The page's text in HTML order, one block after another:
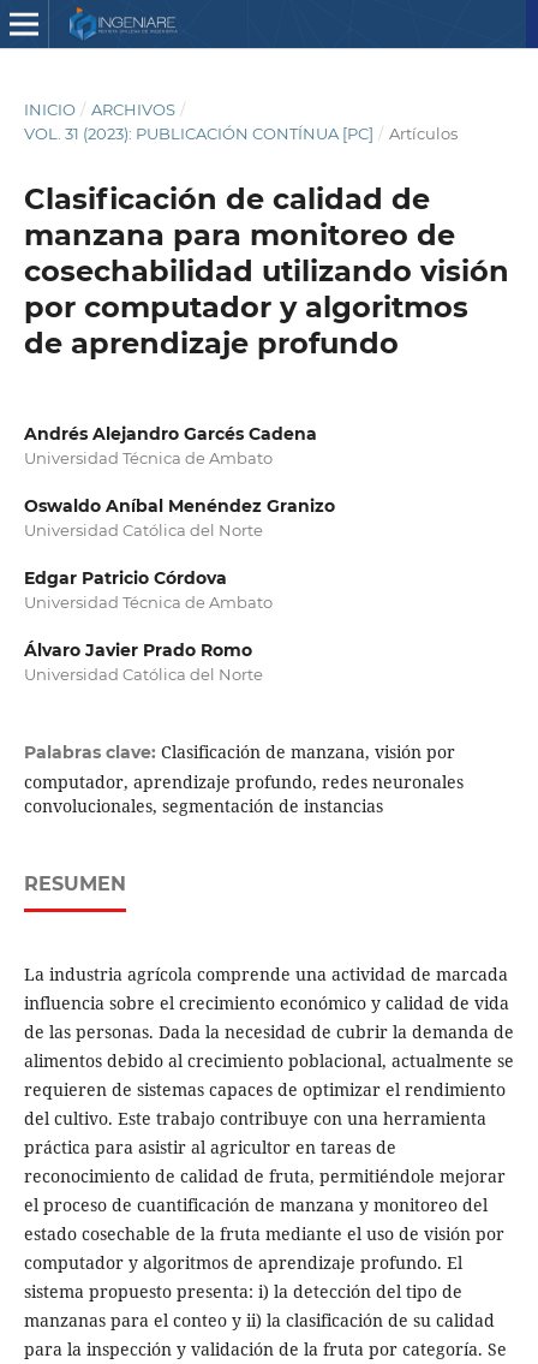
INICIO / ARCHIVOS /
VOL. 31 (2023): PUBLICACIÓN CONTÍNUA [PC] / Artículos
Clasificación de calidad de
manzana para monitoreo de
cosechabilidad utilizando visión
por computador y algoritmos
de aprendizaje profundo
Andrés Alejandro Garcés Cadena
Universidad Técnica de Ambato
Oswaldo Aníbal Menéndez Granizo
Universidad Católica del Norte
Edgar Patricio Córdova
Universidad Técnica de Ambato
Álvaro Javier Prado Romo
Universidad Católica del Norte
Palabras clave: Clasificación de manzana, visión por
computador, aprendizaje profundo, redes neuronales
convolucionales, segmentación de instancias
RESUMEN
La industria agrícola comprende una actividad de marcada
influencia sobre el crecimiento económico y calidad de vida
de las personas. Dada la necesidad de cubrir la demanda de
alimentos debido al crecimiento poblacional, actualmente se
requieren de sistemas capaces de optimizar el rendimiento
del cultivo. Este trabajo contribuye con una herramienta
práctica para asistir al agricultor en tareas de
reconocimiento de calidad de fruta, permitiéndole mejorar
el proceso de cuantificación de manzana y monitoreo del
estado cosechable de la fruta mediante el uso de visión por
computador y algoritmos de aprendizaje profundo. El
sistema propuesto presenta: i) la detección del tipo de
manzanas para el conteo y ii) la clasificación de su calidad
para la inspección y validación de la fruta por categoría. Se